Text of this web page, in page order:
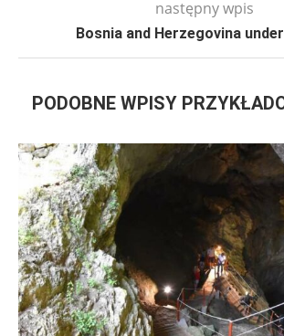
następny wpis
Bosnia and Herzegovina
PODOBNE WPISY